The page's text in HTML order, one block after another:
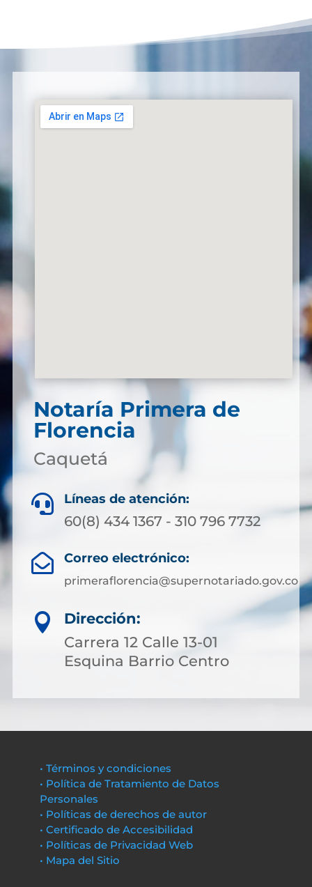
Notaría Primera de
Florencia
Caquetá
 Líneas de atención:
60(8) 434 1367 - 310 796 7732
 Correo electrónico:
primeraflorencia@supernotariado.gov.co

Dirección:
Carrera 12 Calle 13-01
Esquina Barrio Centro
• Términos y condiciones
• Política de Tratamiento de Datos
Personales
• Políticas de derechos de autor
• Certificado de Accesibilidad
• Políticas de Privacidad Web
• Mapa del Sitio